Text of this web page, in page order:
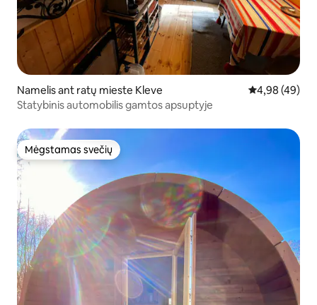
Namelis ant ratų mieste Kleve Vidutinis
4,98 (49)
Statybinis automobilis gamtos apsuptyje
Mėgstamas svečių
Mėgstamas svečių